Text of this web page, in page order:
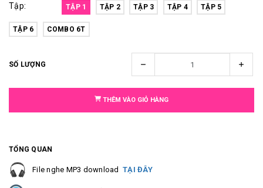
Tập: TẬP 1 TẬP 2 TẬP 3 TẬP 4 TẬP 5
TẬP 6 COMBO 6T
SỐ LƯỢNG
THÊM VÀO GIỎ HÀNG
TỔNG QUAN
File nghe MP3 download TẠI ĐÂY